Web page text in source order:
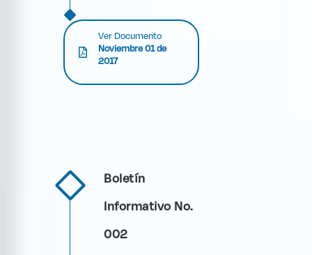
Ver Documento
Noviembre 01 de
2017
Boletín
Informativo No.
002